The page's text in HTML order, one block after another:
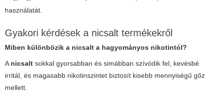
használatát.
Gyakori kérdések a nicsalt termékekről
Miben különbözik a nicsalt a hagyományos nikotintól?
A nicsalt sokkal gyorsabban és simábban szívódik fel, kevésbé
irritál, és magasabb nikotinszintet biztosít kisebb mennyiségű gőz
mellett.